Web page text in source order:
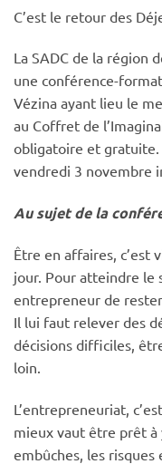
C’est le retour des
La SADC de la région
une conférence-
Vézina ayant lieu le
au Coffret de
obligatoire et gratuite.
vendredi 3 novembre
Au sujet de la
Être en affaires, c’est
jour. Pour atteindre le
entrepreneur de
Il lui faut relever des
décisions difficiles,
loin.
L’entrepreneuriat,
mieux vaut être prêt à
embûches, les